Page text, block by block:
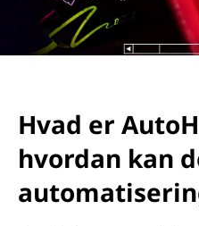
Hvad er
hvordan kan